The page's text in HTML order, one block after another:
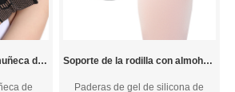
Cobre de muñeca de muñeca de compresión alta la elástica
de
Soporte de la rodilla con almohadilla de silicona
Paderas de gel de silicona de